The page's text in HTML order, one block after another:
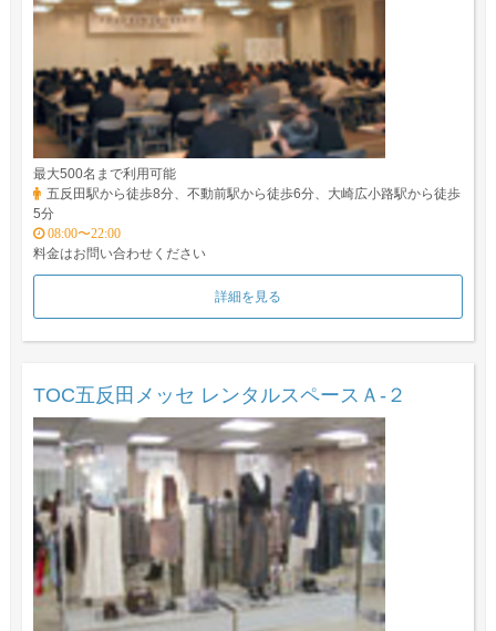
最大500名まで利用可能
五反田駅から徒歩8分、不動前駅から徒歩6分、大崎広小路駅から徒歩
5分
08:00〜22:00
料金はお問い合わせください
詳細を見る
TOC五反田メッセ レンタルスペースＡ-２